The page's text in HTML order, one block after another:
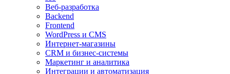
Веб-разработка
Backend
Frontend
WordPress и CMS
Интернет-магазины
CRM и бизнес-системы
Маркетинг и аналитика
Интеграции и автоматизация